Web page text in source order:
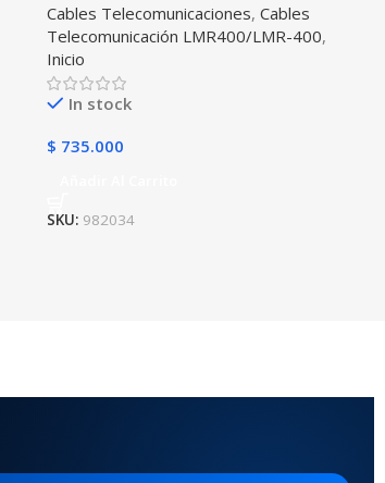
Cables Telecomunicaciones, Cables
Telecomunicación LMR400/LMR-400,
Inicio
In stock
$ 735.000
SKU: 982034